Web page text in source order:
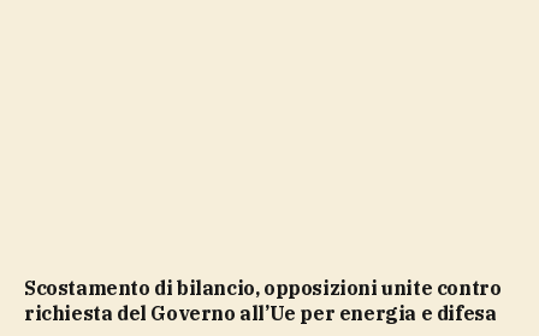
Scostamento di bilancio, opposizioni unite contro
richiesta del Governo all’Ue per energia e difesa